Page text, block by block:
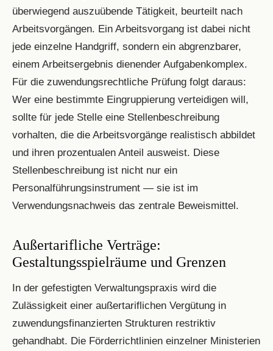
überwiegend auszuübende Tätigkeit, beurteilt nach
Arbeitsvorgängen. Ein Arbeitsvorgang ist dabei nicht
jede einzelne Handgriff, sondern ein abgrenzbarer,
einem Arbeitsergebnis dienender Aufgabenkomplex.
Für die zuwendungsrechtliche Prüfung folgt daraus:
Wer eine bestimmte Eingruppierung verteidigen will,
sollte für jede Stelle eine Stellenbeschreibung
vorhalten, die die Arbeitsvorgänge realistisch abbildet
und ihren prozentualen Anteil ausweist. Diese
Stellenbeschreibung ist nicht nur ein
Personalführungsinstrument — sie ist im
Verwendungsnachweis das zentrale Beweismittel.
Außertarifliche Verträge:
Gestaltungsspielräume und Grenzen
In der gefestigten Verwaltungspraxis wird die
Zulässigkeit einer außertariflichen Vergütung in
zuwendungsfinanzierten Strukturen restriktiv
gehandhabt. Die Förderrichtlinien einzelner Ministerien